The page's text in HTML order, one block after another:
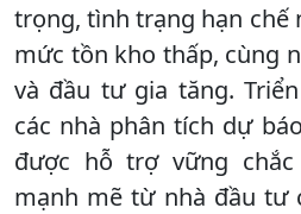
trọng, tình trạng hạn chế
mức tồn kho thấp, cùng
và đầu tư gia tăng.
các nhà phân tích dự
được hỗ trợ vững
mạnh mẽ từ nhà đầu tư